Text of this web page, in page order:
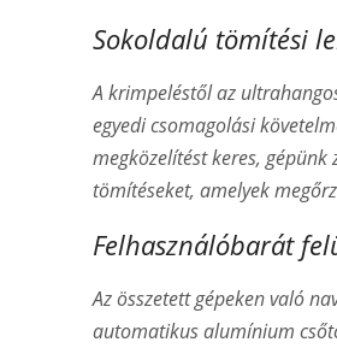
Sokoldalú tömítési
A krimpeléstől az
egyedi csomagolási
megközelítést keres,
tömítéseket, amelyek
Felhasználóbarát
Az összetett gépeken való
automatikus alumínium